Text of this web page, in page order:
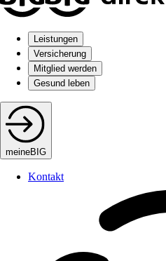
Leistungen
Versicherung
Mitglied werden
Gesund leben
meineBIG
Kontakt